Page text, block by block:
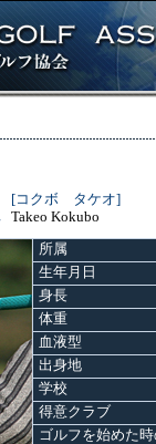
[コクボ タケオ]
Takeo Kokubo
所属
生年月日
身長
体重
血液型
出身地
学校
得意クラブ
ゴルフを始めた